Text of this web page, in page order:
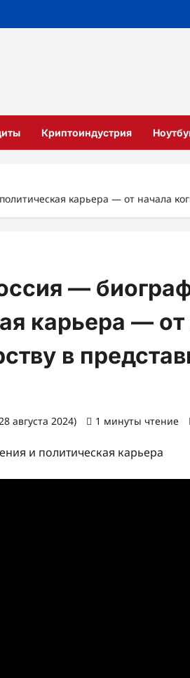
Криптоиндустрия
карьера — от начала
—
карьера — от
в
августа 2024) 1 минуты чтение